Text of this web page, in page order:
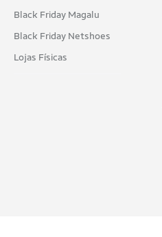
Bombas
Bonés
Black Friday Magalu
Black Friday Netshoes
Lojas Físicas